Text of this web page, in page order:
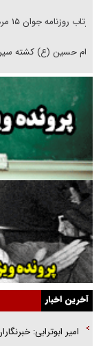
بازتاب روزنامه جوان ۱۵ مرداد در شبکه خبر
امام حسین (ع) کشته
پیاده روی جاماندگان
پیاده روی جاماندگان
فریاد‌ها و ناله‌های
تغییر رویه دشمن در
خرید قسطی اولش
فوتبال و آن «بالا»!
راهبرد غافلگیری با نسل
جنجال پزشکان تقلبی در
یهودی‌ها در ادبیات
آخرین اخبار
امیر ابوترابی: